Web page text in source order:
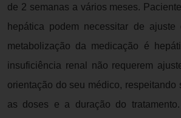
de 2 semanas a vários meses.
hepática podem necessitar de
metabolização da medicação é
insuficiência renal não requerem
orientação do seu médico, respeitando
as doses e a duração do